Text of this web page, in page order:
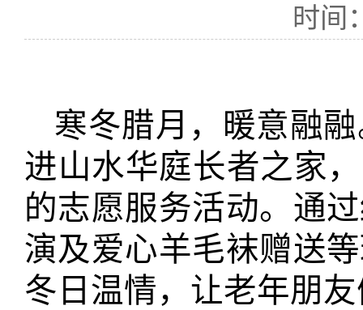
时间
寒冬腊月，暖意融
进山水华庭长者之家
的志愿服务活动。通
演及爱心羊毛袜赠送
冬日温情，让老年朋